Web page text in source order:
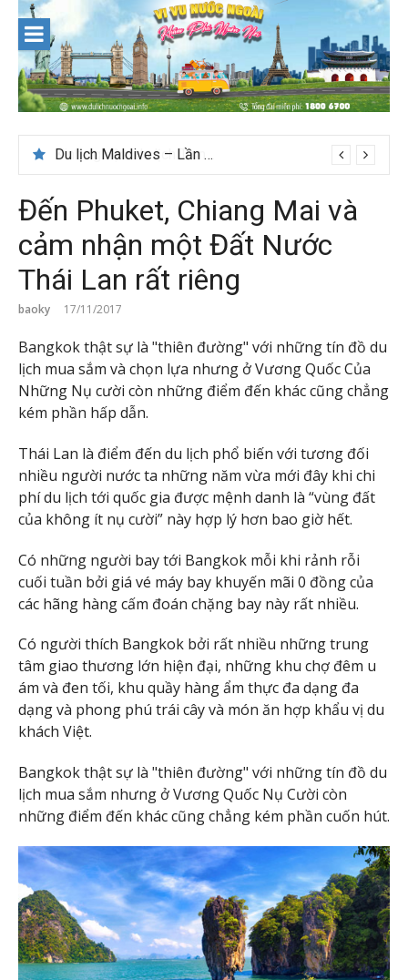
content
Du lịch Maldives – Lần đầu nên đi đâu, chơi gì?
Đến Phuket, Chiang Mai và
cảm nhận một Đất Nước
Thái Lan rất riêng
baoky 17/11/2017
Bangkok thật sự là "thiên đường" với những tín đồ du
lịch mua sắm và chọn lựa nhưng ở Vương Quốc Của
Những Nụ cười còn những điểm đến khác cũng chẳng
kém phần hấp dẫn.
Thái Lan là điểm đến du lịch phổ biến với tương đối
nhiều người nước ta những năm vừa mới đây khi chi
phí du lịch tới quốc gia được mệnh danh là “vùng đất
của không ít nụ cười” này hợp lý hơn bao giờ hết.
Có những người bay tới Bangkok mỗi khi rảnh rỗi
cuối tuần bởi giá vé máy bay khuyến mãi 0 đồng của
các hãng hàng cấm đoán chặng bay này rất nhiều.
Có người thích Bangkok bởi rất nhiều những trung
tâm giao thương lớn hiện đại, những khu chợ đêm u
ám và đen tối, khu quầy hàng ẩm thực đa dạng đa
dạng và phong phú trái cây và món ăn hợp khẩu vị du
khách Việt.
Bangkok thật sự là "thiên đường" với những tín đồ du
lịch mua sắm nhưng ở Vương Quốc Nụ Cười còn
những điểm đến khác cũng chẳng kém phần cuốn hút.